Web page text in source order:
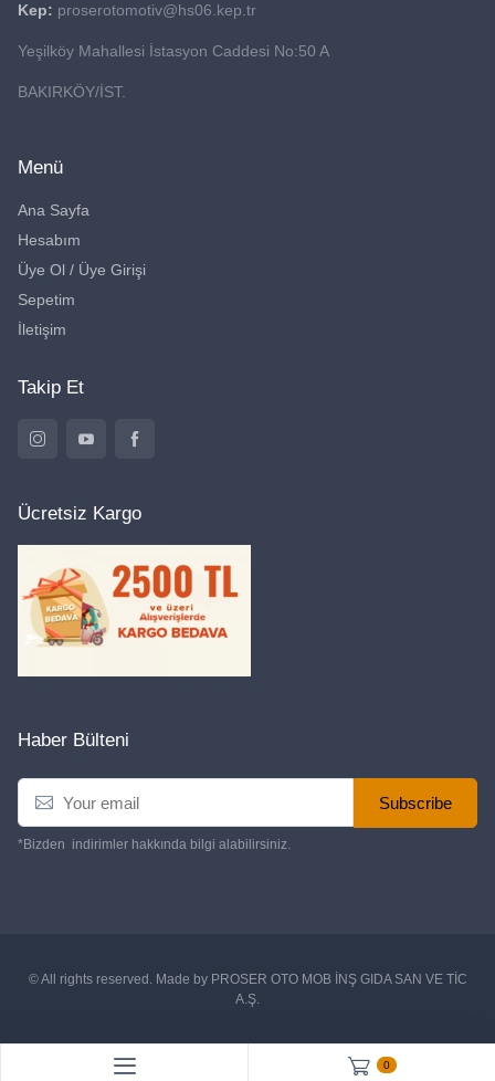
Kep: proserotomotiv@hs06.kep.tr
Yeşilköy Mahallesi İstasyon Caddesi No:50 A
BAKIRKÖY/İST.
Menü
Ana Sayfa
Hesabım
Üye Ol / Üye Girişi
Sepetim
İletişim
Takip Et
Ücretsiz Kargo
Haber Bülteni
Subscribe
*Bizden indirimler hakkında bilgi alabilirsiniz.
© All rights reserved. Made by PROSER OTO MOB İNŞ GIDA SAN VE TİC
A.Ş.
0